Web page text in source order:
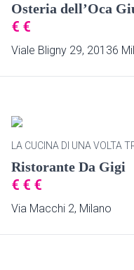
Osteria dell’Oca
€ €
Viale Bligny 29, 20136
LA CUCINA DI UNA VOLTA
Ristorante Da Gigi
€ € €
Via Macchi 2, Milano